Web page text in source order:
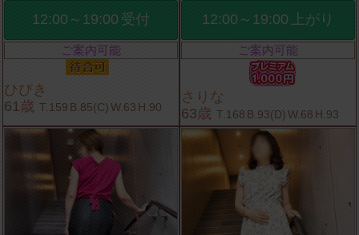
12:00～19:00 受付
ご案内可能
ひびき
61 歳 T.159 B.85(C) W.63 H.90
12:00～19:00 上がり
ご案内可能
さりな
63歳 T.168 B.93(D) W.68 H.93